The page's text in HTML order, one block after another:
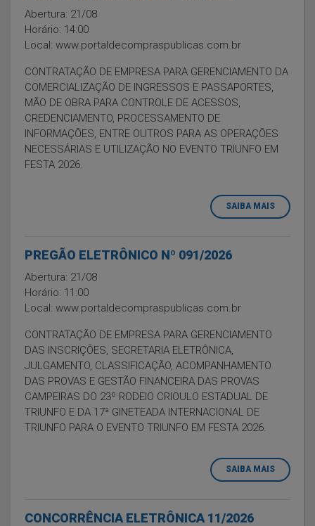
Abertura: 21/08
Horário: 14:00
Local: www.portaldecompraspublicas.com.br
CONTRATAÇÃO DE EMPRESA PARA GERENCIAMENTO DA
COMERCIALIZAÇÃO DE INGRESSOS E PASSAPORTES,
MÃO DE OBRA PARA CONTROLE DE ACESSOS,
CREDENCIAMENTO, PROCESSAMENTO DE
INFORMAÇÕES, ENTRE OUTROS PARA AS OPERAÇÕES
NECESSÁRIAS E UTILIZAÇÃO NO EVENTO TRIUNFO EM
FESTA 2026.
SAIBA MAIS
PREGÃO ELETRÔNICO Nº 091/2026
Abertura: 21/08
Horário: 11:00
Local: www.portaldecompraspublicas.com.br
CONTRATAÇÃO DE EMPRESA PARA GERENCIAMENTO
DAS INSCRIÇÕES, SECRETARIA ELETRÔNICA,
JULGAMENTO, CLASSIFICAÇÃO, ACOMPANHAMENTO
DAS PROVAS E GESTÃO FINANCEIRA DAS PROVAS
CAMPEIRAS DO 23º RODEIO CRIOULO ESTADUAL DE
TRIUNFO E DA 17ª GINETEADA INTERNACIONAL DE
TRIUNFO PARA O EVENTO TRIUNFO EM FESTA 2026.
SAIBA MAIS
CONCORRÊNCIA ELETRÔNICA 11/2026